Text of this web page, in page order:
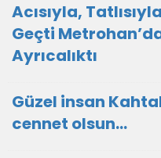
Acısıyla,
Geçti
Ayrıcalıktı
Güzel insan
cennet olsun...